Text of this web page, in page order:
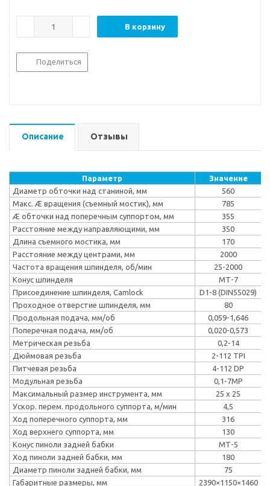
В корзину
Поделиться
Описание Отзывы
Параметр
Значение
Диаметр обточки над станиной, мм
560
Макс. Æ вращения (съемный мостик), мм
785
Æ обточки над поперечным суппортом, мм
355
Расстояние между направляющими, мм
350
Длина съемного мостика, мм
170
Расстояние между центрами, мм
2000
Частота вращения шпинделя, об/мин
25-2000
Конус шпинделя
MТ-7
Присоединение шпинделя, Camlock
D1-8 (DIN55029)
Проходное отверстие шпинделя, мм
80
Продольная подача, мм/об
0,059-1,646
Поперечная подача, мм/об
0,020-0,573
Метрическая резьба
0,2-14
Дюймовая резьба
2-112 TPI
Питчевая резьба
4-112 DP
Модульная резьба
0,1-7MP
Максимальный размер инструмента, мм
25 х 25
Ускор. перем. продольного суппорта, м/мин
4,5
Ход поперечного суппорта, мм
316
Ход верхнего суппорта, мм
130
Конус пиноли задней бабки
МТ-5
Ход пиноли задней бабки, мм
180
Диаметр пиноли задней бабки, мм
75
Габаритные размеры, мм
2390×1150×1460